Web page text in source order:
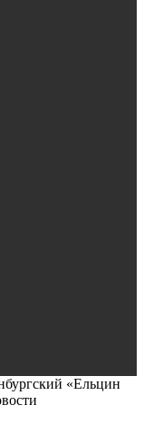
«Ельцин